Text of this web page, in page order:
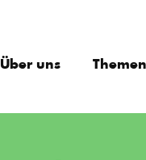
Über uns Themen